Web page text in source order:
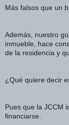
Más falsos que un
Además, nuestro
inmueble, hace
de la residencia y
¿Qué quiere decir
Pues que la JCCM
financiarse.